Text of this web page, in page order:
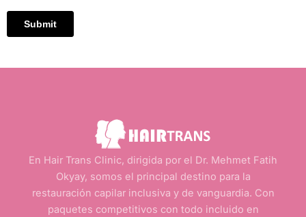
En Hair Trans Clinic, dirigida por el Dr. Mehmet Fatih
Okyay, somos el principal destino para la
restauración capilar inclusiva y de vanguardia. Con
paquetes competitivos con todo incluido en